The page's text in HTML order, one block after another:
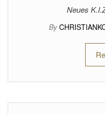
Neues
By